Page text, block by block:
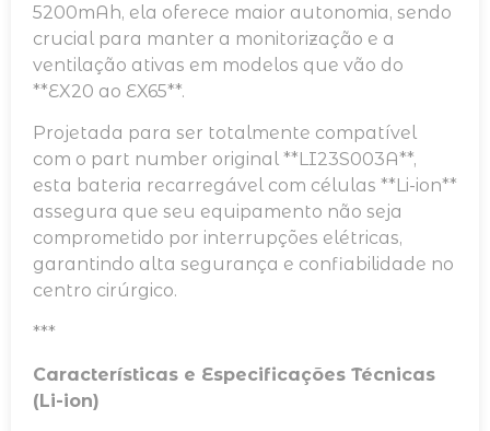
5200mAh, ela oferece maior autonomia, sendo
crucial para manter a monitorização e a
ventilação ativas em modelos que vão do
**EX20 ao EX65**.
Projetada para ser totalmente compatível
com o part number original **LI23S003A**,
esta bateria recarregável com células **Li-ion**
assegura que seu equipamento não seja
comprometido por interrupções elétricas,
garantindo alta segurança e confiabilidade no
centro cirúrgico.
***
Características e Especificações Técnicas
(Li-ion)